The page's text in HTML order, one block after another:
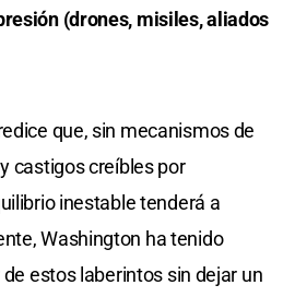
(drones, misiles, aliados
que, sin mecanismos de
castigos creíbles por
inestable tenderá a
Washington ha tenido
estos laberintos sin dejar un